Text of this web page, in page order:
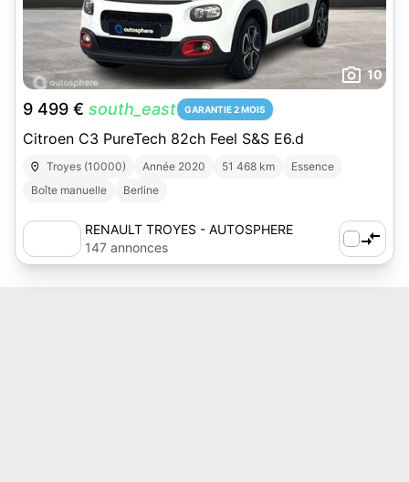
10
9 499 € south_east GARANTIE 2 MOIS
Citroen C3 PureTech 82ch Feel S&S E6.d
Troyes (10000) Année 2020 51 468 km
Essence
Boîte manuelle
Berline
RENAULT TROYES - AUTOSPHERE
147 annonces